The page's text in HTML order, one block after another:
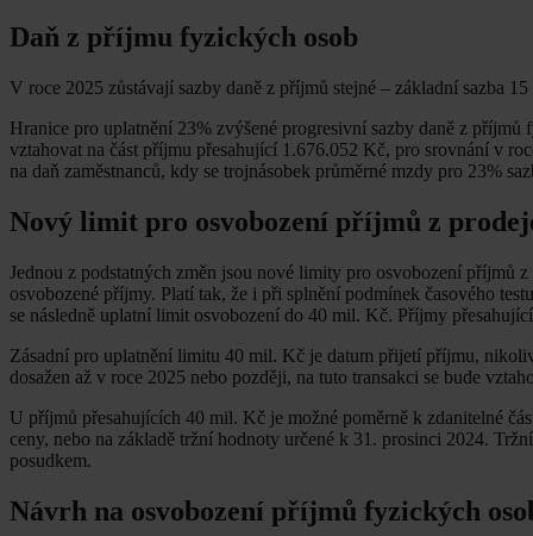
Daň z příjmu fyzických osob
V roce 2025 zůstávají sazby daně z příjmů stejné – základní sazba
Hranice pro uplatnění 23% zvýšené progresivní sazby daně z
vztahovat na část příjmu přesahující 1.676.052 Kč, pro srovnání v
na daň zaměstnanců, kdy se trojnásobek průměrné mzdy pro 23%
Nový limit pro osvobození příjmů z
Jednou z podstatných změn jsou nové limity pro osvobození
osvobozené příjmy. Platí tak, že i při splnění podmínek časového
se následně uplatní limit osvobození do 40 mil. Kč. Příjmy
Zásadní pro uplatnění limitu 40 mil. Kč je datum přijetí příjmu,
dosažen až v roce 2025 nebo později, na tuto transakci se bude
U příjmů přesahujících 40 mil. Kč je možné poměrně k zdanitelné
ceny, nebo na základě tržní hodnoty určené k 31. prosinci 2024.
posudkem.
Návrh na osvobození příjmů fyzických